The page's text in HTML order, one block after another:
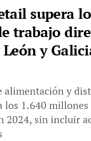
supera
trabajo
y
alimentación y
los 1.640 millones
2024, sin incluir